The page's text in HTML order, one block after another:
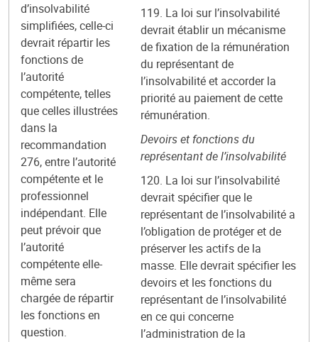
d’insolvabilité
simplifiées, celle-ci
devrait répartir les
fonctions de
l’autorité
compétente, telles
que celles illustrées
dans la
recommandation
276, entre l’autorité
compétente et le
professionnel
indépendant. Elle
peut prévoir que
l’autorité
compétente elle-
même sera
chargée de répartir
les fonctions en
question.
119. La loi sur l’insolvabilité
devrait établir un mécanisme
de fixation de la rémunération
du représentant de
l’insolvabilité et accorder la
priorité au paiement de cette
rémunération.
Devoirs et fonctions du
représentant de l’insolvabilité
120. La loi sur l’insolvabilité
devrait spécifier que le
représentant de l’insolvabilité a
l’obligation de protéger et de
préserver les actifs de la
masse. Elle devrait spécifier les
devoirs et les fonctions du
représentant de l’insolvabilité
en ce qui concerne
l’administration de la